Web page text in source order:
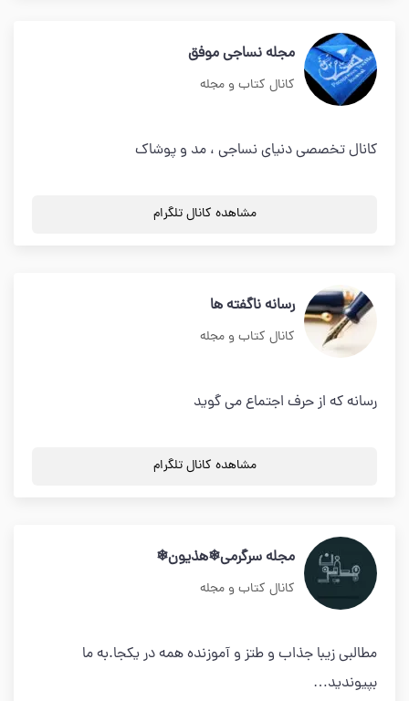
مجله نساجی موفق
کانال کتاب و مجله
کانال تخصصی دنیای نساجی ، مد و پوشاک
مشاهده کانال تلگرام
رسانه ناگفته ها
کانال کتاب و مجله
رسانه که از حرف اجتماع می گوید
مشاهده کانال تلگرام
مجله سرگرمی❄هذیون❄
کانال کتاب و مجله
مطالبی زیبا جذاب و طتز و آموزنده همه در یکجا.به ما
بپیوندید…